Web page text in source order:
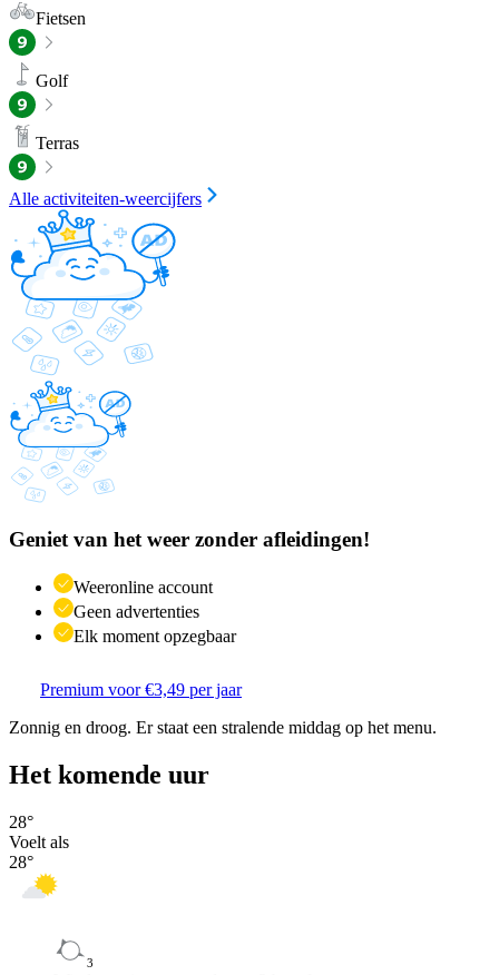
Fietsen
Golf
Terras
Alle activiteiten-weercijfers
Geniet van het weer zonder afleidingen!
Weeronline account
Geen advertenties
Elk moment opzegbaar
Premium voor €3,49 per jaar
Zonnig en droog. Er staat een stralende middag op het menu.
Het komende uur
28°
Voelt als
28°
3